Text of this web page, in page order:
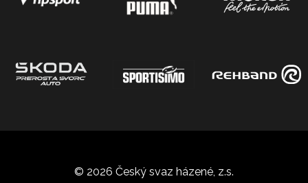
© 2026 Český svaz házené, z.s.